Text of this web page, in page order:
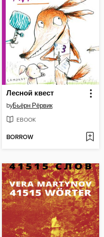
Лесной квест
byБьёрн Рёрвик
EBOOK
BORROW